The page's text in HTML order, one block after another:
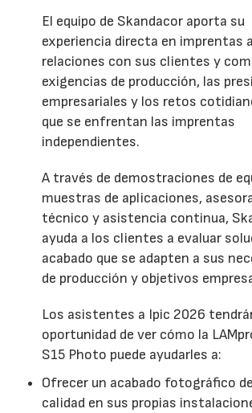
El equipo de Skandacor aporta su
experiencia directa en imprentas
relaciones con sus clientes y
exigencias de producción, las
empresariales y los retos
que se enfrentan las imprentas
independientes.
A través de demostraciones de
muestras de aplicaciones,
técnico y asistencia continua,
ayuda a los clientes a evaluar
acabado que se adapten a sus
de producción y objetivos
Los asistentes a Ipic 2026
oportunidad de ver cómo la
S15 Photo puede ayudarles a:
Ofrecer un acabado fotográfico
calidad en sus propias